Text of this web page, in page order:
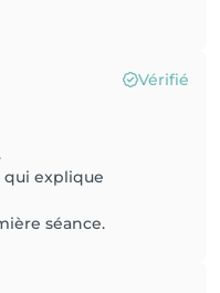
Vérifié
explique
séance.